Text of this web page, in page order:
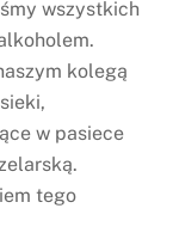
wszystkich
kolegą
w pasiece
tego